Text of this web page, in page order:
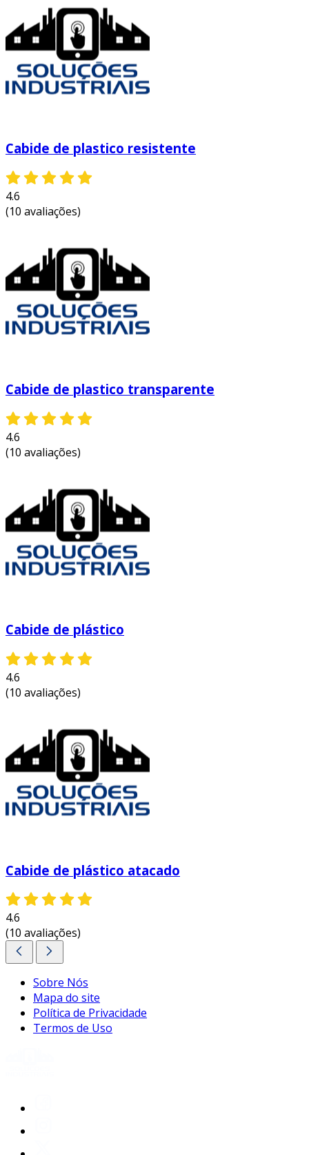
para as crianças e seus pais.
entre em contato e solicite um orçamento
personalizado!
Cabide de plastico resistente
4.6
(10 avaliações)
Cabide de plastico transparente
4.6
(10 avaliações)
Cabide de plástico
4.6
(10 avaliações)
Cabide de plástico atacado
4.6
(10 avaliações)
Sobre Nós
Mapa do site
Política de Privacidade
Termos de Uso